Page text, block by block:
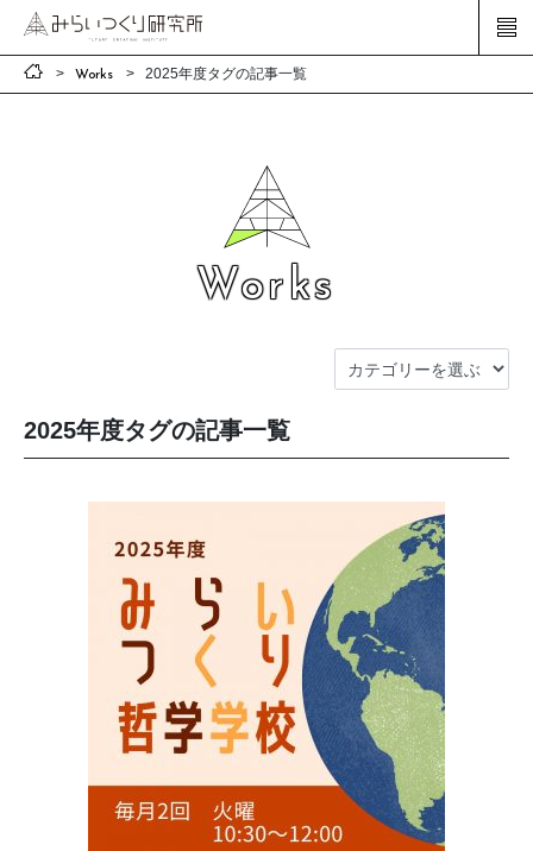
Works 2025年度タグの記事一覧
Works
2025年度タグの記事一覧